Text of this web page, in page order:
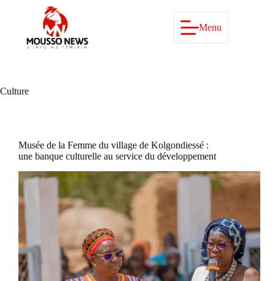
Menu
Culture
Musée de la Femme du village de Kolgondiessé :
une banque culturelle au service du développement